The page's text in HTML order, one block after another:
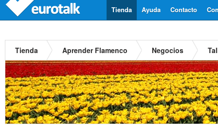
Contacto
Ayuda
Tienda
Tienda Aprender Flamenco Negocios